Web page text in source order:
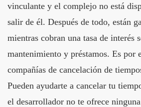
vinculante y el complejo no está
salir de él. Después de todo, están
mientras cobran una tasa de interés
mantenimiento y préstamos. Es por
compañías de cancelación de
Pueden ayudarte a cancelar tu
el desarrollador no te ofrece